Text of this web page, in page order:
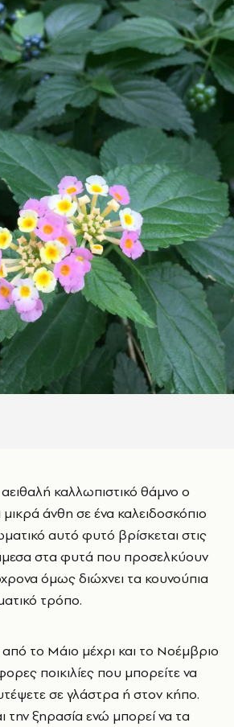
άνθη σε ένα καλειδοσκόπιο
αυτό φυτό βρίσκεται στις
στα φυτά που προσελκύουν
όμως διώχνει τα κουνούπια
τρόπο.
από το Μάιο μέχρι και το Νοέμβριο
ποικιλίες που μπορείτε να
σε γλάστρα ή στον κήπο.
την ξηρασία ενώ μπορεί να τα